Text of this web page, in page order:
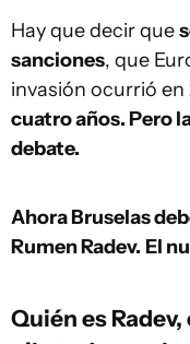
Hay que decir que
sanciones, que
invasión ocurrió en
cuatro años. Pero
debate.
Ahora Bruselas
Rumen Radev. El
Quién es